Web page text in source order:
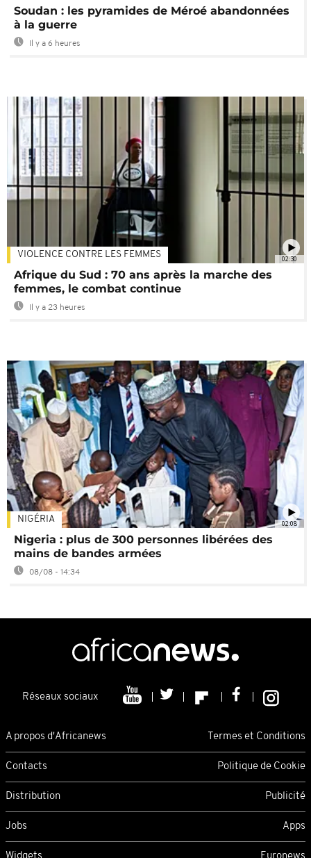
Soudan : les pyramides de Méroé abandonnées
à la guerre
Il y a 6 heures
02:30
VIOLENCE CONTRE LES FEMMES
Afrique du Sud : 70 ans après la marche des
femmes, le combat continue
Il y a 23 heures
02:08
NIGÉRIA
Nigeria : plus de 300 personnes libérées des
mains de bandes armées
08/08 - 14:34
Réseaux sociaux
A propos d'Africanews Termes et Conditions
Contacts Politique de Cookie
Distribution Publicité
Jobs Apps